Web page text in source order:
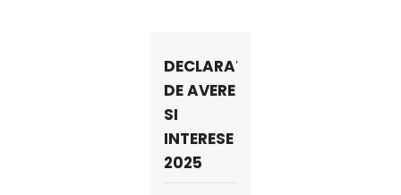
DECLARATII
DE AVERE
SI
INTERESE
2025